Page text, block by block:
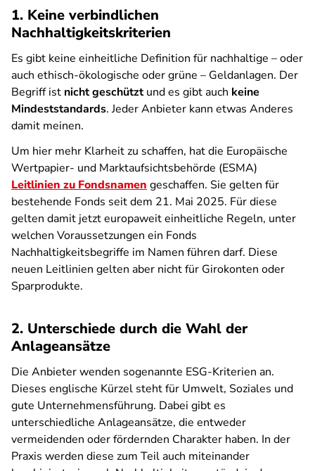
1. Keine verbindlichen
Nachhaltigkeitskriterien
Es gibt keine einheitliche Definition für nachhaltige – oder
auch ethisch-ökologische oder grüne – Geldanlagen. Der
Begriff ist nicht geschütztund es gibt auch keine
Mindeststandards. Jeder Anbieter kann etwas Anderes
damit meinen.
Um hier mehr Klarheit zu schaffen, hat die Europäische
Wertpapier- und Marktaufsichtsbehörde (ESMA)
Leitlinien zu Fondsnamen geschaffen. Sie gelten für
bestehende Fonds seit dem 21. Mai 2025. Für diese
gelten damit jetzt europaweit einheitliche Regeln, unter
welchen Voraussetzungen ein Fonds
Nachhaltigkeitsbegriffe im Namen führen darf. Diese
neuen Leitlinien gelten aber nicht für Girokonten oder
Sparprodukte.
2. Unterschiede durch die Wahl der
Anlageansätze
Die Anbieter wenden sogenannte ESG-Kriterien an.
Dieses englische Kürzel steht für Umwelt, Soziales und
gute Unternehmensführung. Dabei gibt es
unterschiedliche Anlageansätze, die entweder
vermeidenden oder fördernden Charakter haben. In der
Praxis werden diese zum Teil auch miteinander